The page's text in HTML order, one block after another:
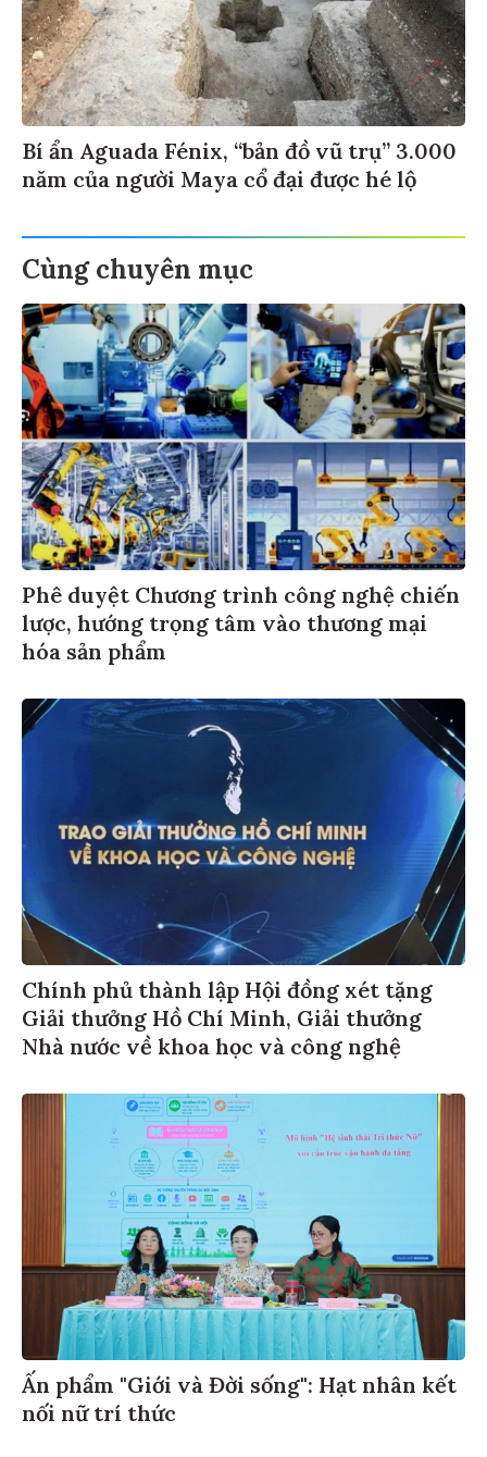
Bí ẩn Aguada Fénix, “bản đồ vũ trụ” 3.000
năm của người Maya cổ đại được hé lộ
Cùng chuyên mục
Phê duyệt Chương trình công nghệ chiến
lược, hướng trọng tâm vào thương mại
hóa sản phẩm
Chính phủ thành lập Hội đồng xét tặng
Giải thưởng Hồ Chí Minh, Giải thưởng
Nhà nước về khoa học và công nghệ
Ấn phẩm "Giới và Đời sống": Hạt nhân kết
nối nữ trí thức